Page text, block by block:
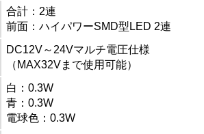
合計：2連
前面：ハイパワーSMD型LED 2連
DC12V～24Vマルチ電圧仕様
（MAX32Vまで使用可能）
白：0.3W
青：0.3W
電球色：0.3W